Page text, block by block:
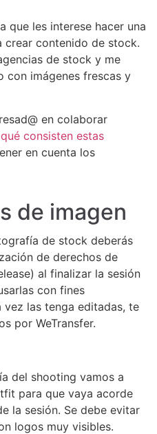
que les interese hacer una
crear contenido de stock.
de stock y me
con imágenes frescas y
en colaborar
consisten estas
en cuenta los
de imagen
de stock deberás
de derechos de
al finalizar la sesión
con fines
vez las tenga editadas, te
por WeTransfer.
del shooting vamos a
para que vaya acorde
la sesión. Se debe evitar
logos muy visibles.